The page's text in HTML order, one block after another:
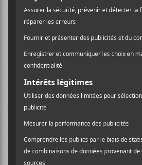
Ces quatre femmes issues de
se sont données comme mission de
jours, une oeuvre musicale qui
respectifs. Les deux pièces qui en
trouvent sur le mini EP
Part 1 & 2le 15 mai 2020.
Remember Your Name
insolite porté par la connexion de
nous donnent accès à un univers
où s’entremêlent
traditionnels yoik et sons pop-